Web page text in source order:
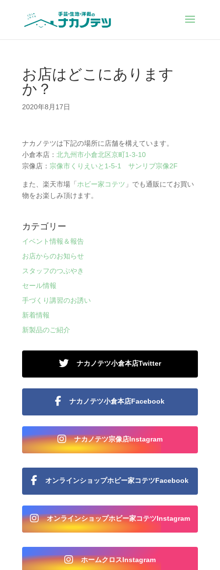
お店はどこにあります
か？
2020年8月17日
ナカノテツは下記の場所に店舗を構えています。
小倉本店： 北九州市小倉北区京町1-3-10
宗像店： 宗像市くりえいと1-5-1 サンリブ宗像2F
また、楽天市場「 ホビー家コテツ 」でも通販にてお買い
物をお楽しみ頂けます。
カテゴリー
イベント情報＆報告
お店からのお知らせ
スタッフのつぶやき
セール情報
手づくり講習のお誘い
新着情報
新製品のご紹介
ナカノテツ小倉本店Twitter
ナカノテツ小倉本店Facebook
ナカノテツ宗像店Instagram
オンラインショップホビー家コテツFacebook
オンラインショップホビー家コテツInstagram
ホームクロスInstagram